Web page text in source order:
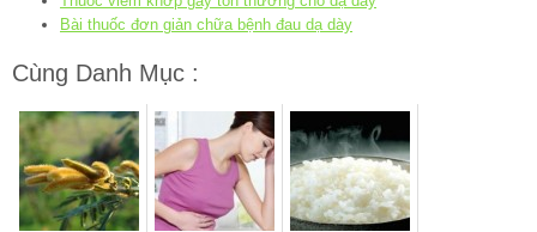
Bài thuốc đơn giản chữa bệnh đau dạ dày
Cùng Danh Mục :